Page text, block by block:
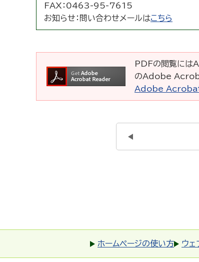
FAX： 0463-95-7615
お知らせ： 問い合わせメールはこちら
PDFの閲覧には
のAdobe
Adobe Acrobat
ホームページの使い方 ウェ